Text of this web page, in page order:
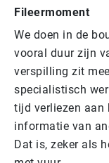
Fileermoment
We doen in de
vooral duur zijn
verspilling zit
specialistisch
tijd verliezen aan
informatie van
Dat is, zeker als